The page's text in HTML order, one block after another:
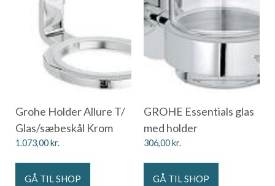
Grohe Holder Allure T/
Glas/sæbeskål Krom
1.073,00kr.
GÅ TIL SHOP
GROHE Essentials glas
med holder
306,00kr.
GÅ TIL SHOP